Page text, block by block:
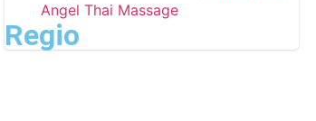
Angel Thai Massage
Regio